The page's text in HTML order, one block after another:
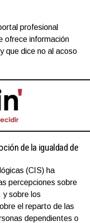
profesional
ofrece información
que dice no al acoso
de la igualdad de
(CIS) ha
percepciones sobre
y sobre los
el reparto de las
dependientes o